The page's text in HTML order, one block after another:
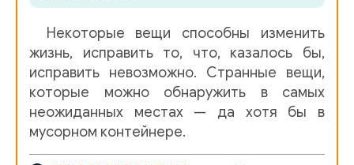
Некоторые вещи способны изменить
жизнь, исправить то, что, казалось бы,
исправить невозможно. Странные вещи,
которые можно обнаружить в самых
неожиданных местах — да хотя бы в
мусорном контейнере.